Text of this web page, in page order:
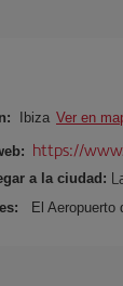
Ibiza Ver en
https://
a la ciudad:
El